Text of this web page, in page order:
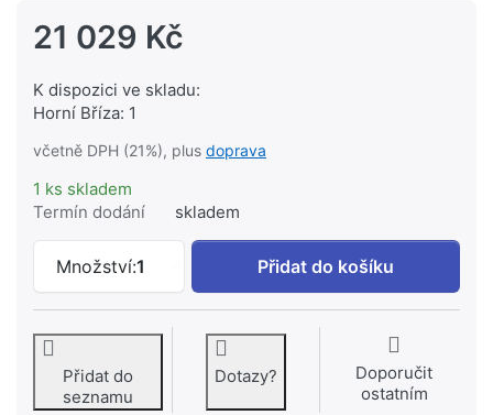
21 029 Kč
K dispozici ve skladu:
Horní Bříza: 1
včetně DPH (21%), plus doprava
1 ks skladem
Termín dodání
skladem
Množství:1
GEBERIT Hydraulická ruční ohýbačka
Přidat do košíku
Přidat do
seznamu
Dotazy?
Doporučit
ostatním